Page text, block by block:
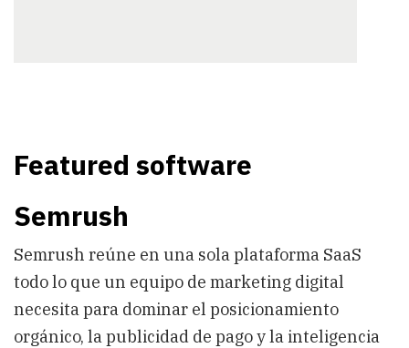
Featured software
Semrush
Semrush reúne en una sola plataforma SaaS
todo lo que un equipo de marketing digital
necesita para dominar el posicionamiento
orgánico, la publicidad de pago y la inteligencia